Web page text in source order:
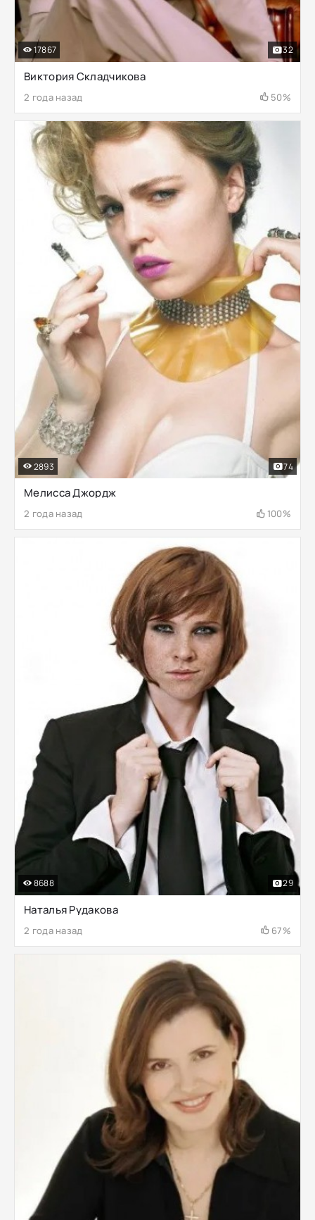
Виктория Складчикова
2 года назад 50%
17867 32
Мелисса Джордж
2 года назад 100%
2893 74
Наталья Рудакова
2 года назад 67%
8688 29